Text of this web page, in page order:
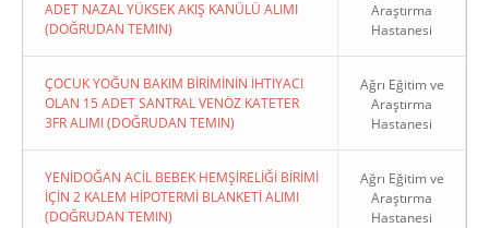
ADET NAZAL YÜKSEK AKIŞ KANÜLÜ ALIMI
(DOĞRUDAN TEMIN)
Araştırma
Hastanesi
ÇOCUK YOĞUN BAKIM BİRİMİNİN İHTİYACI
OLAN 15 ADET SANTRAL VENÖZ KATETER
3FR ALIMI (DOĞRUDAN TEMIN)
Ağrı Eğitim ve
Araştırma
Hastanesi
YENİDOĞAN ACİL BEBEK HEMŞİRELİĞİ BİRİMİ
İÇİN 2 KALEM HİPOTERMİ BLANKETİ ALIMI
(DOĞRUDAN TEMIN)
Ağrı Eğitim ve
Araştırma
Hastanesi